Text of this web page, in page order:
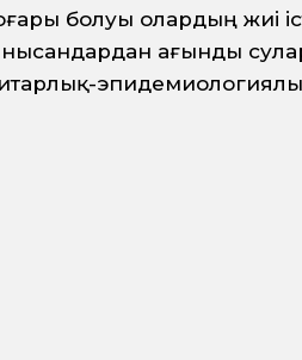
болуы олардың жиі
нысандардан ағынды